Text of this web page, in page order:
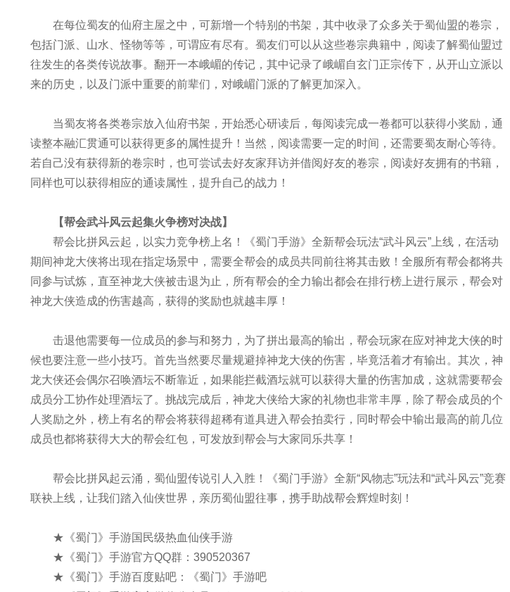
在每位蜀友的仙府主屋之中，可新增一个特别的书架，其中收录了众多关于蜀仙盟的卷宗，
包括门派、山水、怪物等等，可谓应有尽有。蜀友们可以从这些卷宗典籍中，阅读了解蜀仙盟过
往发生的各类传说故事。翻开一本峨嵋的传记，其中记录了峨嵋自玄门正宗传下，从开山立派以
来的历史，以及门派中重要的前辈们，对峨嵋门派的了解更加深入。
当蜀友将各类卷宗放入仙府书架，开始悉心研读后，每阅读完成一卷都可以获得小奖励，通
读整本融汇贯通可以获得更多的属性提升！当然，阅读需要一定的时间，还需要蜀友耐心等待。
若自己没有获得新的卷宗时，也可尝试去好友家拜访并借阅好友的卷宗，阅读好友拥有的书籍，
同样也可以获得相应的通读属性，提升自己的战力！
【帮会武斗风云起集火争榜对决战】
帮会比拼风云起，以实力竞争榜上名！《蜀门手游》全新帮会玩法“武斗风云”上线，在活动
期间神龙大侠将出现在指定场景中，需要全帮会的成员共同前往将其击败！全服所有帮会都将共
同参与试炼，直至神龙大侠被击退为止，所有帮会的全力输出都会在排行榜上进行展示，帮会对
神龙大侠造成的伤害越高，获得的奖励也就越丰厚！
击退他需要每一位成员的参与和努力，为了拼出最高的输出，帮会玩家在应对神龙大侠的时
候也要注意一些小技巧。首先当然要尽量规避掉神龙大侠的伤害，毕竟活着才有输出。其次，神
龙大侠还会偶尔召唤酒坛不断靠近，如果能拦截酒坛就可以获得大量的伤害加成，这就需要帮会
成员分工协作处理酒坛了。挑战完成后，神龙大侠给大家的礼物也非常丰厚，除了帮会成员的个
人奖励之外，榜上有名的帮会将获得超稀有道具进入帮会拍卖行，同时帮会中输出最高的前几位
成员也都将获得大大的帮会红包，可发放到帮会与大家同乐共享！
帮会比拼风起云涌，蜀仙盟传说引人入胜！《蜀门手游》全新“风物志”玩法和“武斗风云”竞赛
联袂上线，让我们踏入仙侠世界，亲历蜀仙盟往事，携手助战帮会辉煌时刻！
★《蜀门》手游国民级热血仙侠手游
★《蜀门》手游官方QQ群：390520367
★《蜀门》手游百度贴吧：《蜀门》手游吧